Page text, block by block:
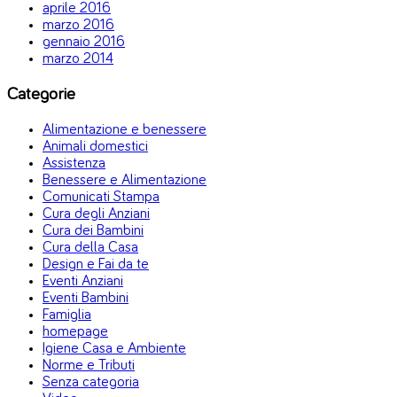
aprile 2016
marzo 2016
gennaio 2016
marzo 2014
Categorie
Alimentazione e benessere
Animali domestici
Assistenza
Benessere e Alimentazione
Comunicati Stampa
Cura degli Anziani
Cura dei Bambini
Cura della Casa
Design e Fai da te
Eventi Anziani
Eventi Bambini
Famiglia
homepage
Igiene Casa e Ambiente
Norme e Tributi
Senza categoria